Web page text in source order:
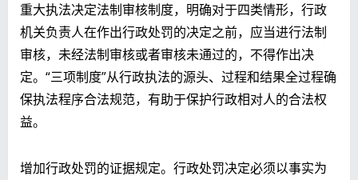
重大执法决定法制审核制度，明确对于四类情形，行政
机关负责人在作出行政处罚的决定之前，应当进行法制
审核，未经法制审核或者审核未通过的，不得作出决
定。“三项制度”从行政执法的源头、过程和结果全过程确
保执法程序合法规范，有助于保护行政相对人的合法权
益。
增加行政处罚的证据规定。行政处罚决定必须以事实为